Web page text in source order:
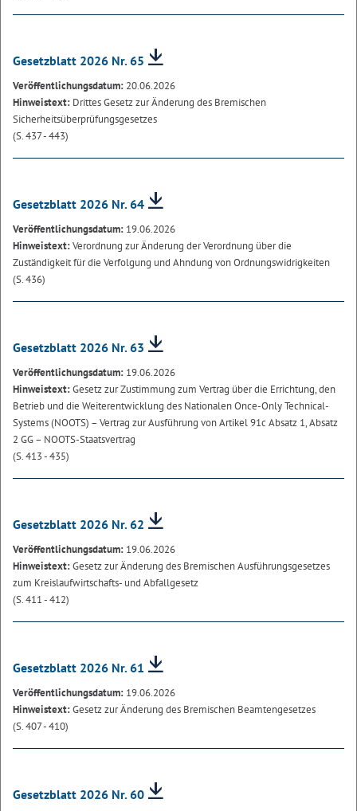
Gesetzblatt 2026 Nr. 65
Veröffentlichungsdatum: 20.06.2026
Hinweistext: Drittes Gesetz zur Änderung des Bremischen
Sicherheitsüberprüfungsgesetzes
(S. 437 - 443)
Gesetzblatt 2026 Nr. 64
Veröffentlichungsdatum: 19.06.2026
Hinweistext:Verordnung zur Änderung der Verordnung über die
Zuständigkeit für die Verfolgung und Ahndung von Ordnungswidrigkeiten
(S. 436)
Gesetzblatt 2026 Nr. 63
Veröffentlichungsdatum: 19.06.2026
Hinweistext:Gesetz zur Zustimmung zum Vertrag über die Errichtung, den
Betrieb und die Weiterentwicklung des Nationalen Once-Only Technical-
Systems (NOOTS) – Vertrag zur Ausführung von Artikel 91c Absatz 1, Absatz
2 GG – NOOTS-Staatsvertrag
(S. 413 - 435)
Gesetzblatt 2026 Nr. 62
Veröffentlichungsdatum: 19.06.2026
Hinweistext:Gesetz zur Änderung des Bremischen Ausführungsgesetzes
zum Kreislaufwirtschafts- und Abfallgesetz
(S. 411 - 412)
Gesetzblatt 2026 Nr. 61
Veröffentlichungsdatum: 19.06.2026
Hinweistext:Gesetz zur Änderung des Bremischen Beamtengesetzes
(S. 407 - 410)
Gesetzblatt 2026 Nr. 60